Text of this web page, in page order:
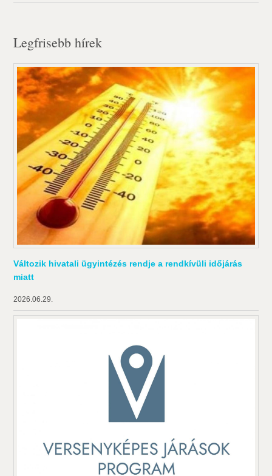
Legfrisebb hírek
Változik hivatali ügyintézés rendje a rendkívüli időjárás
miatt
2026.06.29.